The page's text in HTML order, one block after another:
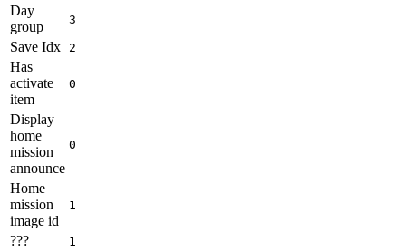
Day
group
3
Save Idx 2
Has
activate
item
0
Display
home
mission
announce
0
Home
mission
image id
1
??? 1